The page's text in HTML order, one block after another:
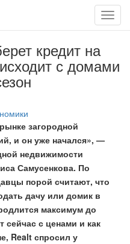
Меню
кредит на
с домами
загородной
и он уже начался», —
недвижимости
Самусенкова. По
порой считают, что
дачу или домик в
максимум до
с ценами и как
Realt спросил у